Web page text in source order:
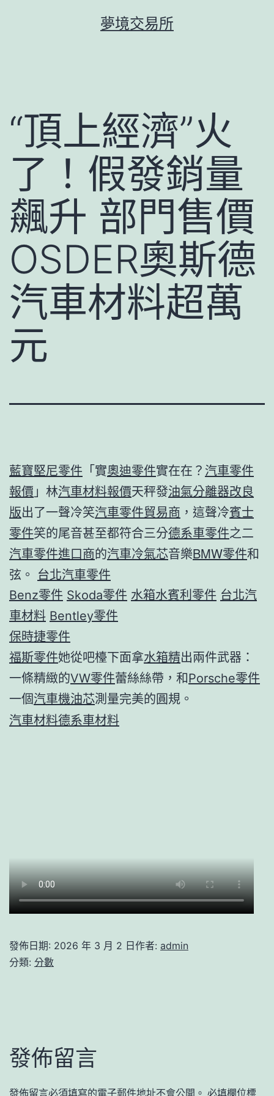
夢境交易所
“頂上經濟”火
了！假發銷量
飆升 部門售價
OSDER奧斯德
汽車材料超萬
元
藍寶堅尼零件 「實奧迪零件實在在？ 汽車零件
報價 」林汽車材料報價天秤發油氣分離器改良
版出了一聲冷笑汽車零件貿易商 ，這聲冷賓士
零件笑的尾音甚至都符合三分德系車零件之二
汽車零件進口商的汽車冷氣芯音樂BMW零件和
弦。 台北汽車零件
Benz零件 Skoda零件 水箱水賓利零件 台北汽
車材料 Bentley零件
保時捷零件
福斯零件她從吧檯下面拿水箱精出兩件武器：
一條精緻的VW零件蕾絲絲帶，和Porsche零件
一個汽車機油芯測量完美的圓規。
汽車材料德系車材料
發佈日期: 2026 年 3 月 2 日作者: admin
分類: 分數
發佈留言
發佈留言必須填寫的電子郵件地址不會公開。 必填欄位標